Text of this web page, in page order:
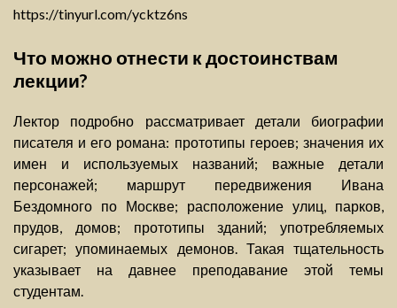
https://tinyurl.com/ycktz6ns
Что можно отнести к достоинствам
лекции?
Лектор подробно рассматривает детали биографии
писателя и его романа: прототипы героев; значения их
имен и используемых названий; важные детали
персонажей; маршрут передвижения Ивана
Бездомного по Москве; расположение улиц, парков,
прудов, домов; прототипы зданий; употребляемых
сигарет; упоминаемых демонов. Такая тщательность
указывает на давнее преподавание этой темы
студентам.